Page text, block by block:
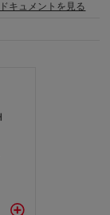
キュメントを見る